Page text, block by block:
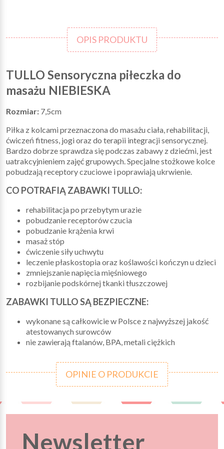
OPIS PRODUKTU
TULLO Sensoryczna piłeczka do
masażu NIEBIESKA
Rozmiar: 7,5cm
Piłka z kolcami przeznaczona do masażu ciała, rehabilitacji,
ćwiczeń fitness, jogi oraz do terapii integracji sensorycznej.
Bardzo dobrze sprawdza się podczas zabawy z dziećmi, jest
uatrakcyjnieniem zajęć grupowych. Specjalne stożkowe kolce
pobudzają receptory czuciowe i poprawiają ukrwienie.
CO POTRAFIĄ ZABAWKI TULLO:
rehabilitacja po przebytym urazie
pobudzanie receptorów czucia
pobudzanie krążenia krwi
masaż stóp
ćwiczenie siły uchwytu
leczenie płaskostopia oraz koślawości kończyn u dzieci
zmniejszanie napięcia mięśniowego
rozbijanie podskórnej tkanki tłuszczowej
ZABAWKI TULLO SĄ BEZPIECZNE:
wykonane są całkowicie w Polsce z najwyższej jakość
atestowanych surowców
nie zawierają ftalanów, BPA, metali ciężkich
OPINIE O PRODUKCIE
Newsletter